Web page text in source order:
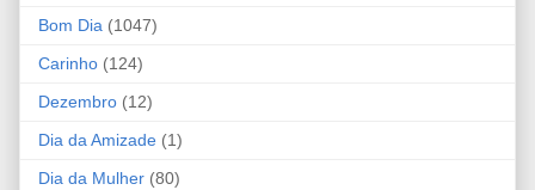
Bom Dia (1047)
Carinho (124)
Dezembro (12)
Dia da Amizade (1)
Dia da Mulher (80)